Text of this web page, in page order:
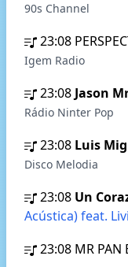
90s Channel
23:08
Igem Radio
23:08 Jason
Rádio Ninter Pop
23:08 Luis
Disco Melodia
23:08 Un
Acústica) feat.
23:08 MR PAN